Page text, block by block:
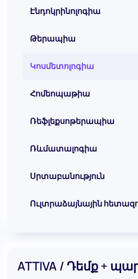
Էնդոկրինոլոգիա
Թերապիա
Կոսմետոլոգիա
Հոմեոպաթիա
Ռեֆլեքսոթերապիա
Ռևմատալոգիա
Սրտաբանություն
Ուլտրաձայնային
ATTIVA / Դեմք +